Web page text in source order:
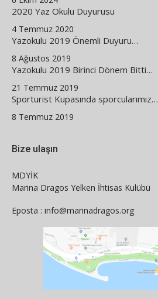
2020 Yaz Okulu Duyurusu
4 Temmuz 2020
Yazokulu 2019 Önemli Duyuru…
8 Ağustos 2019
Yazokulu 2019 Birinci Dönem Bitti…
21 Temmuz 2019
Sporturist Kupasında sporcularımız…
8 Temmuz 2019
Bize ulaşın
MDYİK
Marina Dragos Yelken İhtisas Kulübü
Eposta : info@marinadragos.org